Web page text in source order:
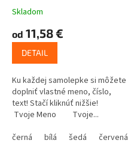
modrá žlutá zelená růžová
Skladom
od 11,58 €
DETAIL
Ku každej samolepke si môžete
doplniť vlastné meno, číslo,
text! Stačí kliknúť nižšie!
Tvoje Meno Tvoje...
černá
bílá šedá červená